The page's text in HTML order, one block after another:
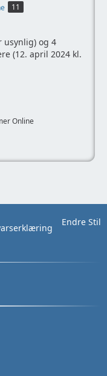
11
usynlig) og 4
(12. april 2024 kl.
Online
Endre Stil